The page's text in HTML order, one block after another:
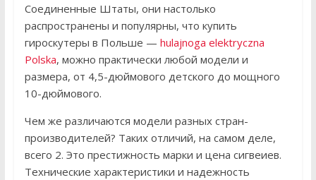
Соединенные Штаты, они настолько
распространены и популярны, что купить
гироскутеры в Польше — hulajnoga elektryczna
Polska, можно практически любой модели и
размера, от 4,5-дюймового детского до мощного
10-дюймового.
Чем же различаются модели разных стран-
производителей? Таких отличий, на самом деле,
всего 2. Это престижность марки и цена сигвеиев.
Технические характеристики и надежность